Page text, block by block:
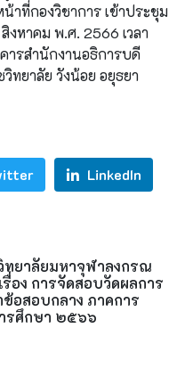
าที่กองวิชาการ เข้าประชุม
งหาคม พ.ศ. 2566 เวลา
ารสำนักงานอธิการบดี
ทยาลัย วังน้อย อยุธยา
LinkedIn
ทยาลัยมหาจุฬาลงกรณ
รื่อง การจัดสอบวัดผลการ
อสอบกลาง ภาคการ
รศึกษา ๒๕๖๖